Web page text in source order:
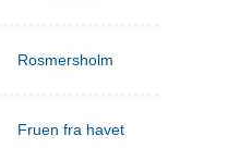
Rosmersholm
Fruen fra havet